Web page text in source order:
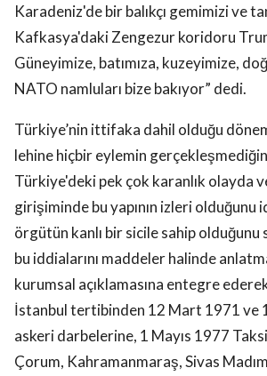
Karadeniz'de bir balıkçı gemimizi ve
Kafkasya'daki Zengezur koridoru
Güneyimize, batımıza, kuzeyimize,
NATO namluları bize bakıyor” dedi.
Türkiye’nin ittifaka dahil olduğu
lehine hiçbir eylemin
Türkiye'deki pek çok karanlık olayda
girişiminde bu yapının izleri olduğunu
örgütün kanlı bir sicile sahip olduğunu
bu iddialarını maddeler halinde
kurumsal açıklamasına entegre
İstanbul tertibinden 12 Mart 1971 ve
askeri darbelerine, 1 Mayıs 1977
Çorum, Kahramanmaraş, Sivas